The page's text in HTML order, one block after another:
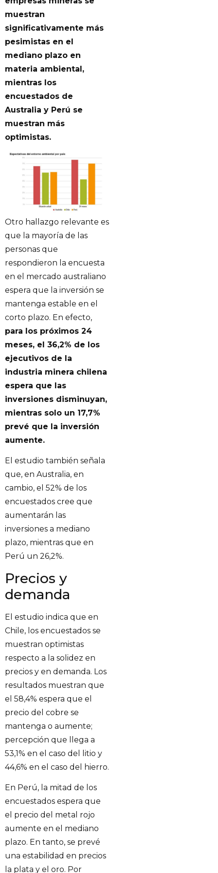
muestran
significativamente más
pesimistas en el
mediano plazo en
materia ambiental,
mientras los
encuestados de
Australia y Perú se
muestran más
optimistas.
Otro hallazgo relevante es
que la mayoría de las
personas que
respondieron la encuesta
en el mercado australiano
espera que la inversión se
mantenga estable en el
corto plazo. En efecto,
para los próximos 24
meses, el 36,2% de los
ejecutivos de la
industria minera chilena
espera que las
inversiones disminuyan,
mientras solo un 17,7%
prevé que la inversión
aumente.
El estudio también señala
que, en Australia, en
cambio, el 52% de los
encuestados cree que
aumentarán las
inversiones a mediano
plazo, mientras que en
Perú un 26,2%.
Precios y
demanda
El estudio indica que en
Chile, los encuestados se
muestran optimistas
respecto a la solidez en
precios y en demanda. Los
resultados muestran que
el 58,4% espera que el
precio del cobre se
mantenga o aumente;
percepción que llega a
53,1% en el caso del litio y
44,6% en el caso del hierro.
En Perú, la mitad de los
encuestados espera que
el precio del metal rojo
aumente en el mediano
plazo. En tanto, se prevé
una estabilidad en precios
la plata y el oro. Por